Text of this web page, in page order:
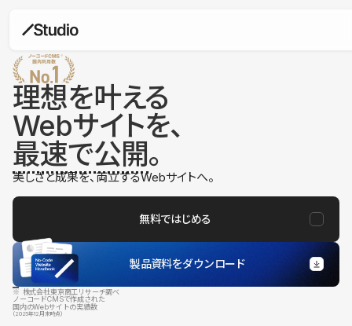
理想を叶える
Webサイトを、
最速で公開。
美しさと成果を、両立するWebサイトへ。
無料ではじめる
製品資料をダウンロード
※ 株式会社東京商工リサーチ調べ
ノーコードCMSで作成された
国内のWebサイトの実績数
（2025年12月末時点）